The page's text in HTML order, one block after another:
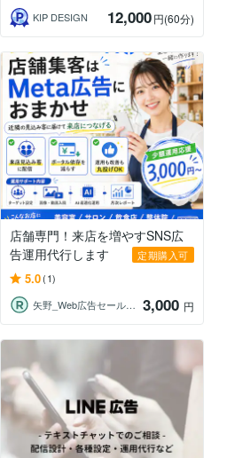
KIP DESIGN
12,000円(60分)
店舗専門！来店を増やすSNS広
告運用代行します
定期購入可
5.0(1)
矢野_Web広告セールスライター
3,000 円